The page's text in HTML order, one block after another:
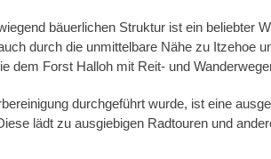
bäuerlichen Struktur ist ein beliebter
durch die unmittelbare Nähe zu Itzehoe
dem Forst Halloh mit Reit- und
durchgeführt wurde, ist eine
lädt zu ausgiebigen Radtouren und